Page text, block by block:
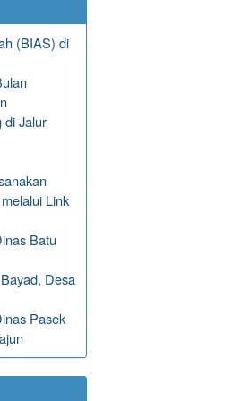
(BIAS) di
di Jalur
Link
Batu
Desa
Pasek